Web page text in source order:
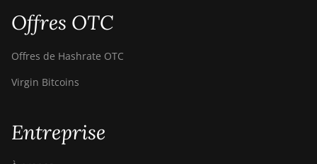
Offres OTC
Offres de Hashrate OTC
Virgin Bitcoins
Entreprise